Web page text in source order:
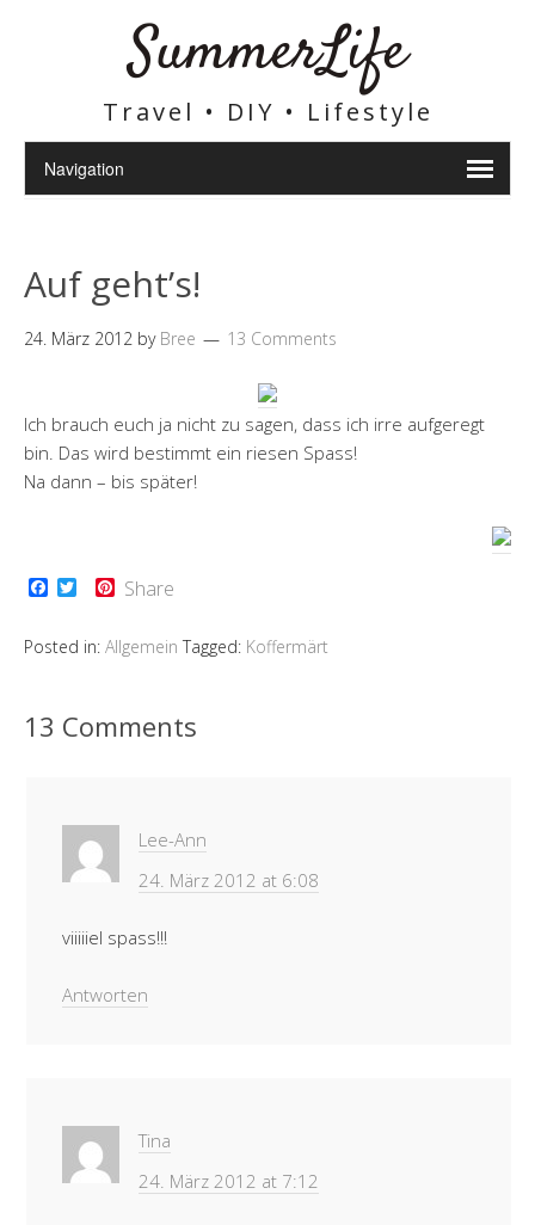
SummerLife
Travel • DIY • Lifestyle
Auf geht’s!
24. März 2012 by Bree 13 Comments
Ich brauch euch ja nicht zu sagen, dass ich irre aufgeregt
bin. Das wird bestimmt ein riesen Spass!
Na dann – bis später!
F
e
k
t
P
t
e
s
t
Share
Posted in: Allgemein Tagged: Koffermärt
13 Comments
Lee-Ann
24. März 2012 at 6:08
viiiiiel spass!!!
Antworten
Tina
24. März 2012 at 7:12